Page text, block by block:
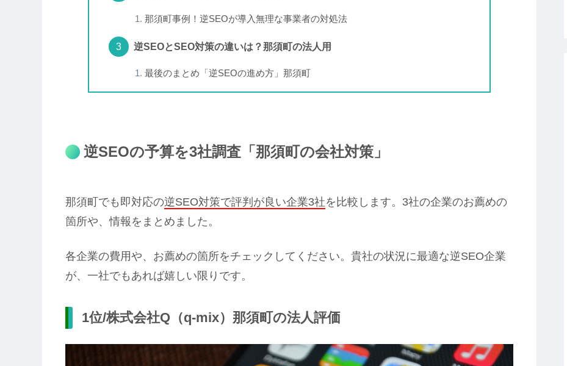
那須町事例！逆SEOが導入無理な事業者の対処法
逆SEOとSEO対策の違いは？那須町の法人用
最後のまとめ「逆SEOの進め方」那須町
逆SEOの予算を3社調査「那須町の会社対策」
那須町でも即対応の逆SEO対策で評判が良い企業3社を比較します。3社の企業のお薦めの
箇所や、情報をまとめました。
各企業の費用や、お薦めの箇所をチェックしてください。貴社の状況に最適な逆SEO企業
が、一社でもあれば嬉しい限りです。
1位/株式会社Q（q-mix）那須町の法人評価